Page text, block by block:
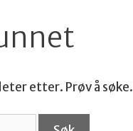
etter. Prøv å søke.